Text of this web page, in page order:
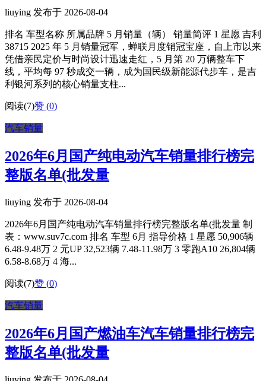
liuying 发布于 2026-08-04
排名 车型名称 所属品牌 5 月销量（辆） 销量简评 1 星愿 吉利
38715 2025 年 5 月销量冠军，蝉联月度销冠宝座，自上市以来
凭借亲民定价与时尚设计迅速走红，5 月第 20 万辆整车下
线，平均每 97 秒成交一辆，成为国民级新能源代步车，是吉
利银河系列的核心销量支柱...
阅读(7)赞 (0)
汽车销量
2026年6月国产纯电动汽车销量排行榜完
整版名单(批发量
liuying 发布于 2026-08-04
2026年6月国产纯电动汽车销量排行榜完整版名单(批发量 制
表：www.suv7c.com 排名 车型 6月 指导价格 1 星愿 50,906辆
6.48-9.48万 2 元UP 32,523辆 7.48-11.98万 3 零跑A10 26,804辆
6.58-8.68万 4 海...
阅读(7)赞 (0)
汽车销量
2026年6月国产燃油车汽车销量排行榜完
整版名单(批发量